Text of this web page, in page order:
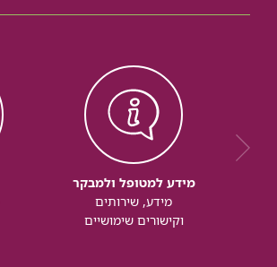
מידע למטופל ולמבקר
מידע, שירותים
וקישורים שימושיים